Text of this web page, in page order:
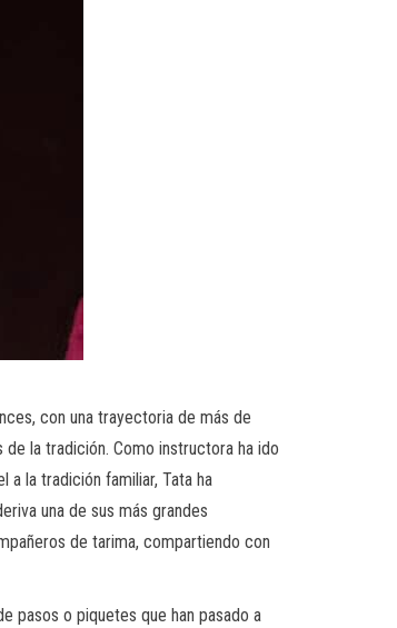
con una trayectoria de más de
la tradición. Como instructora ha ido
a la tradición familiar, Tata ha
una de sus más grandes
de tarima, compartiendo con
pasos o piquetes que han pasado a